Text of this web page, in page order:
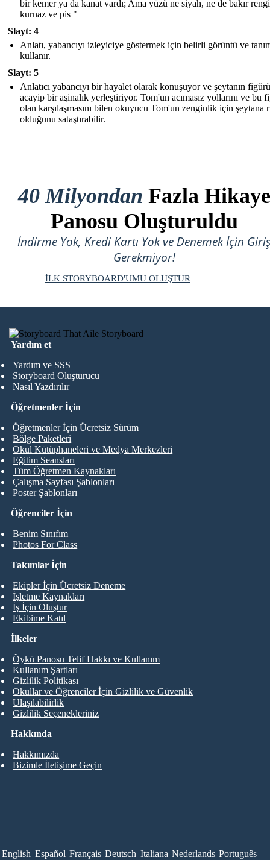
bir kemer ya da kanat vardı; Ama yüzü ne siyah, ne de bakır
kurnaz ve pis "
Slayt: 4
Anlatı, yabancıyı izleyiciye göstermek için belirli görüntü ve
kullanır.
Slayt: 5
Anlatıcı yabancıyı bir hayalet olarak konuşuyor ve şeytanın
acayip bir aşinalık yerleştiriyor. Tom'un acımasız yollarını ve bu
olan karşılaşmasını bilen okuyucu Tom'un zenginlik için şeytana
olduğunu sataştırabilir.
40 Milyondan Fazla Hikaye
Panosu Oluşturuldu
İndirme Yok, Kredi Kartı Yok ve Denemek İçin Giriş
Gerekmiyor!
İLK STORYBOARD'UMU OLUŞTUR
Yardım et
Yardım ve SSS
Storyboard Oluşturucu
Nasıl Yazdırılır
Öğrenciler İçin
Benim Sınıfım
Photos For Class
Öğretmenler İçin
Öğretmenler İçin Ücretsiz Sürüm
Bölge Paketleri
Okul Kütüphaneleri ve Medya Merkezleri
Eğitim Seansları
Tüm Öğretmen Kaynakları
Çalışma Sayfası Şablonları
Poster Şablonları
Takımlar İçin
Ekipler İçin Ücretsiz Deneme
İşletme Kaynakları
İş İçin Oluştur
Ekibime Katıl
Hakkında
Hakkımızda
Bizimle İletişime Geçin
İlkeler
Öykü Panosu Telif Hakkı ve Kullanım
Kullanım Şartları
Gizlilik Politikası
Okullar ve Öğrenciler İçin Gizlilik ve Güvenlik
Ulaşılabilirlik
Gizlilik Seçenekleriniz
English Español Français Deutsch Italiana Nederlands Português